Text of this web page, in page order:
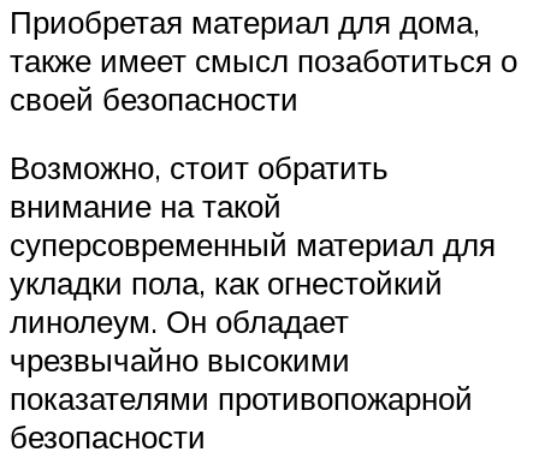
Приобретая материал для дома,
также имеет смысл позаботиться о
своей безопасности
Возможно, стоит обратить
внимание на такой
суперсовременный материал для
укладки пола, как огнестойкий
линолеум. Он обладает
чрезвычайно высокими
показателями противопожарной
безопасности